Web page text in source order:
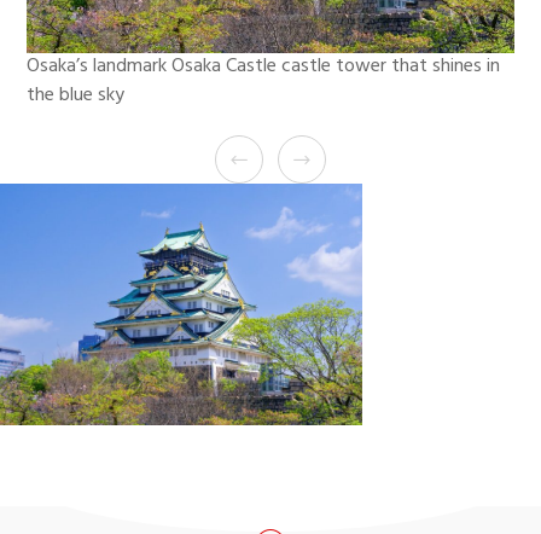
Osaka’s landmark Osaka Castle castle tower that shines in
the blue sky